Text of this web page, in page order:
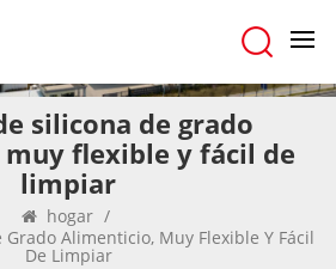
silicona de grado
flexible y fácil de
limpiar
hogar /
Alimenticio, Muy Flexible Y Fácil
De Limpiar